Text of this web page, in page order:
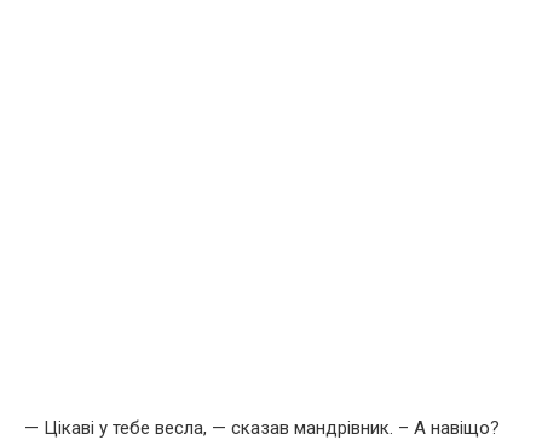
— Цікаві у тебе весла, — сказав мандрівник. – А навіщо?